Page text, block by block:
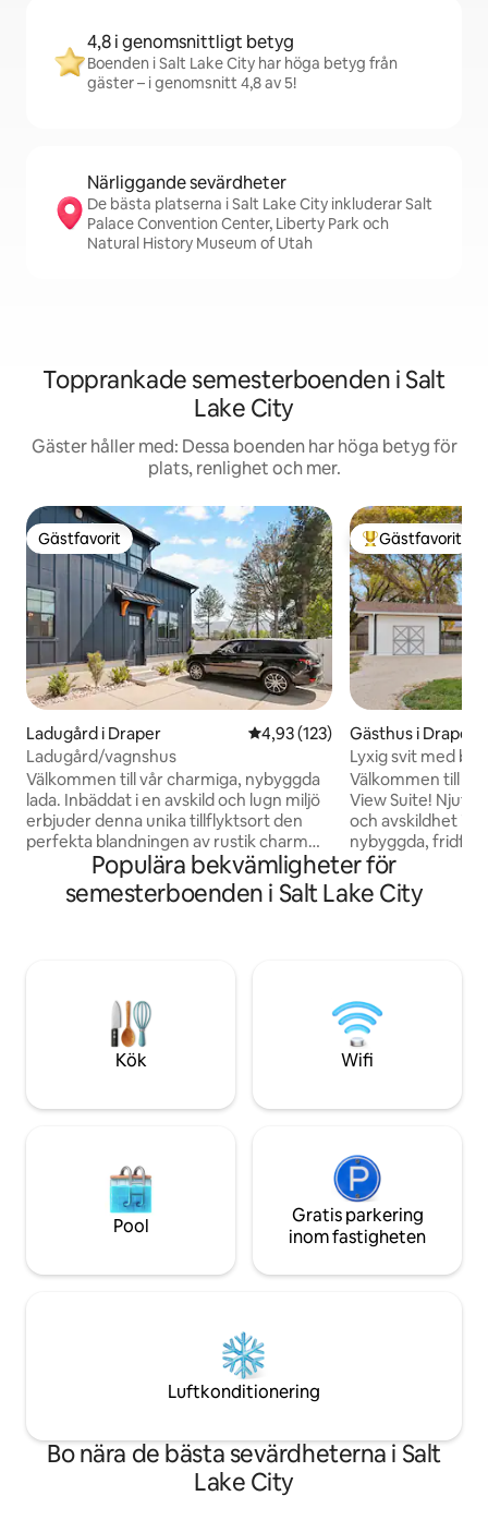
4,8 i genomsnittligt betyg
Boenden i Salt Lake City har höga betyg från
gäster – i genomsnitt 4,8 av 5!
Närliggande sevärdheter
De bästa platserna i Salt Lake City inkluderar Salt
Palace Convention Center, Liberty Park och
Natural History Museum of Utah
Topprankade semesterboenden i Salt
Lake City
Gäster håller med: Dessa boenden har höga betyg för
plats, renlighet och mer.
Gästfavorit
Gästfavorit
Ladugård i Draper 4,93 av 5 i genomsnittligt
4,93 (123)
Ladugård/vagnshus
Välkommen till vår charmiga, nybyggda
lada. Inbäddat i en avskild och lugn miljö
erbjuder denna unika tillflyktsort den
perfekta blandningen av rustik charm
och modern lyx. Njut av vilsamma nätter
i en justerbar säng som är utformad för
din ultimata komfort och laga en
denna lada en lugn och elegant
tillflyktsort. Upplev det bästa av två
världar i denna lugna, privata fristad.
Populär
Gästfavorit
Gästhus i Draper
Lyxig svit med
Välkommen till
View Suite! Njut
och avskildhet i
nybyggda,
pensionat. Denna vackra
landsbygdsmiljö
City, kända
liknande
badkaret för två
av i den mysiga
Populära bekvämligheter för
semesterboenden i Salt Lake City
Kök Wifi
Pool
Gratis parkering
inom fastigheten
Luftkonditionering
Bo nära de bästa sevärdheterna i Salt
Lake City